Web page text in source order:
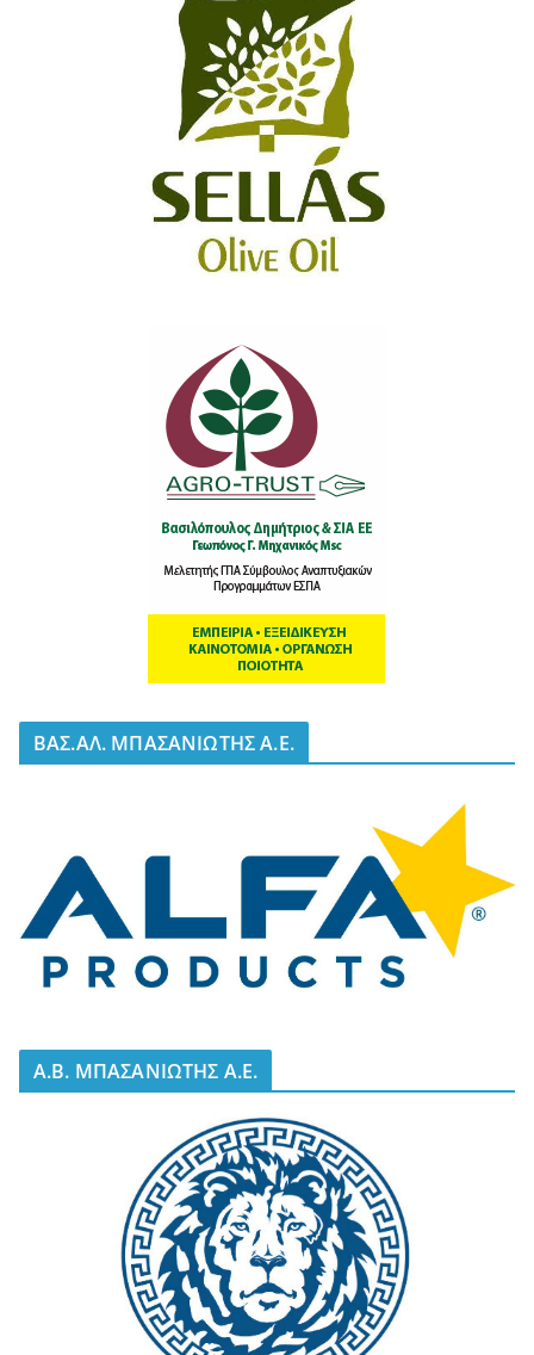
BΑΣ.ΑΛ. ΜΠΑΣΑΝΙΩΤΗΣ Α.Ε.
A.B. ΜΠΑΣΑΝΙΩΤΗΣ Α.Ε.